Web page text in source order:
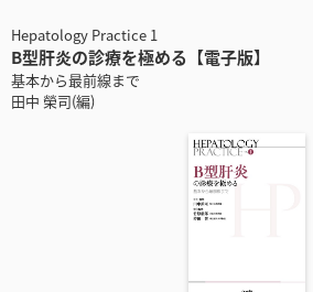
Hepatology Practice 1
B型肝炎の診療を極める【電子版】
基本から最前線まで
田中 榮司(編)